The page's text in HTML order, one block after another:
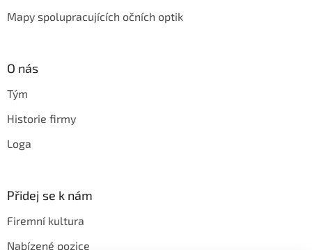
Mapy spolupracujících očních optik
O nás
Tým
Historie firmy
Loga
Přidej se k nám
Firemní kultura
Nabízené pozice